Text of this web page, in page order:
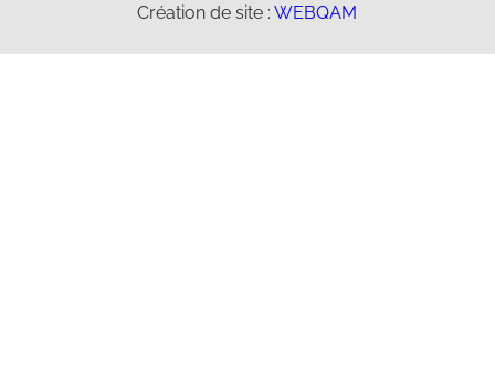
Création de site :WEBQAM